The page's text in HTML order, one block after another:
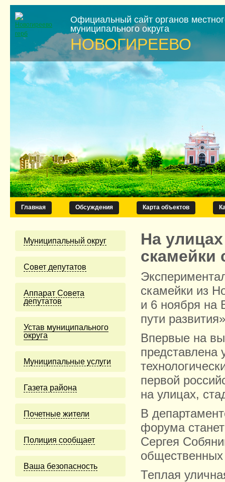
Официальный сайт органов
муниципального округа
НОВОГИРЕЕВО
Главная Обсуждения Карта объектов
Муниципальный округ
Cовет депутатов
Аппарат Совета
депутатов
Устав муниципального
округа
Муниципальные услуги
Газета района
Почетные жители
Полиция сообщает
Ваша безопасность
На
скамейки
скамейки из
и 6 ноября на
пути
Впервые на
представлена
первой
на улицах,
В
форума
Сергея
общественных
Теплая